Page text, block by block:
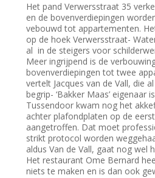
Het pand Verwersstraat 35
en de bovenverdiepingen
vebouwd tot appartementen.
op de hoek Verwersstraat-
al in de steigers voor
Meer ingrijpend is de
bovenverdiepingen tot twee
vertelt Jacques van de Vall, die
begrip- ‘Bakker Maas’ eigenaar
Tussendoor kwam nog het
achter plafondplaten op de
aangetroffen. Dat moet
strikt protocol worden
aldus Van de Vall, gaat nog wel
Het restaurant Ome Bernard
niets te maken en is dan ook